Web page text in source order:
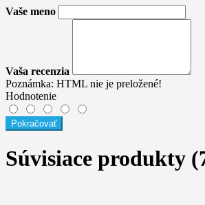
Vaše meno
Vaša recenzia
Poznámka: HTML nie je preložené!
Hodnotenie
Pokračovať
Súvisiace produkty